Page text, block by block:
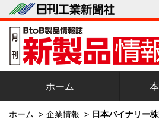
ホーム
ホーム > 企業情報 > 日本バイナリー